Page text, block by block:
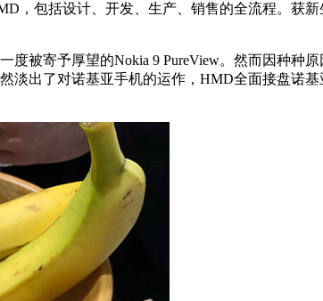
，包括设计、开发、生产、销售的全流程。获
被寄予厚望的Nokia 9 PureView。然而因种种
淡出了对诺基亚手机的运作，HMD全面接盘诺